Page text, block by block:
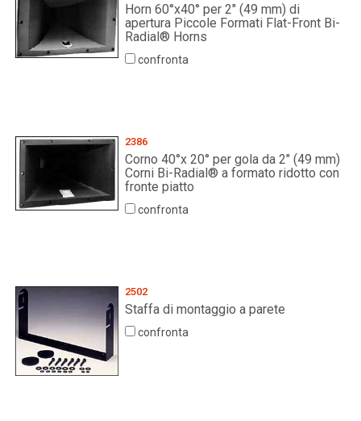
Horn 60°x40° per 2" (49 mm) di
apertura Piccole Formati Flat-Front Bi-
Radial® Horns
confronta
2386
Corno 40°x 20° per gola da 2" (49 mm)
Corni Bi-Radial® a formato ridotto con
fronte piatto
confronta
2502
Staffa di montaggio a parete
confronta